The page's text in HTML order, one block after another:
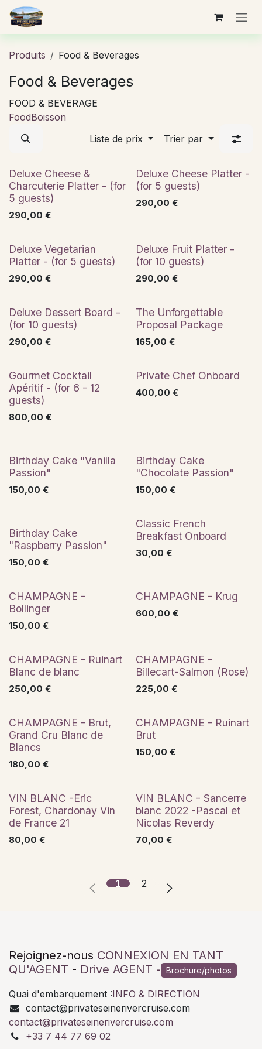
Se rendre au contenu
Produits Food & Beverages
Food & Beverages
FOOD & BEVERAGE
FoodBoisson
Liste de prix
Trier par
Deluxe Cheese &
Charcuterie Platter - (for
5 guests)
290,00 €
Deluxe Cheese Platter -
(for 5 guests)
290,00 €
Deluxe Vegetarian
Platter - (for 5 guests)
290,00 €
Deluxe Fruit Platter -
(for 10 guests)
290,00 €
Deluxe Dessert Board -
(for 10 guests)
290,00 €
The Unforgettable
Proposal Package
165,00 €
Gourmet Cocktail
Apéritif - (for 6 - 12
guests)
800,00 €
Premium
Private Chef Onboard
400,00 €
Birthday Cake "Vanilla
Passion"
150,00 €
Birthday Cake
"Chocolate Passion"
150,00 €
Birthday Cake
"Raspberry Passion"
150,00 €
Classic French
Breakfast Onboard
30,00 €
CHAMPAGNE -
Bollinger
150,00 €
Premium
CHAMPAGNE - Krug
600,00 €
Premium
CHAMPAGNE - Ruinart
Blanc de blanc
250,00 €
Premium
CHAMPAGNE -
Billecart-Salmon (Rose)
225,00 €
Premium
CHAMPAGNE - Brut,
Grand Cru Blanc de
Blancs
180,00 €
CHAMPAGNE - Ruinart
Brut
150,00 €
Premium
VIN BLANC -Eric
Forest, Chardonay Vin
de France 21
80,00 €
Premium
VIN BLANC - Sancerre
blanc 2022 -Pascal et
Nicolas Reverdy
70,00 €
1 2
Rejoignez-nous CONNEXION EN TANT
QU'AGENT - Drive AGENT - Brochure/photos
Quai d'embarquement :INFO & DIRECTION
contact@privateseinerivercruise.com
contact@privateseinerivercruise.com
+33 7 44 77 69 02